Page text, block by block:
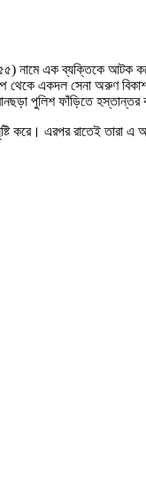
নামে এক ব্যক্তিকে
একদল সেনা অরুণ
পুলিশ ফাঁড়িতে
করে। এরপর রাতেই তারা এ